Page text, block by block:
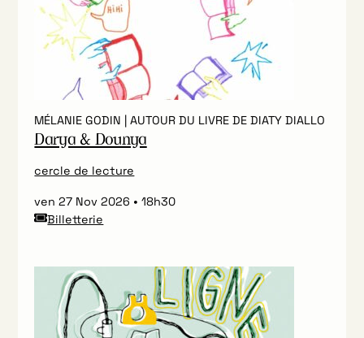
MÉLANIE GODIN | AUTOUR DU LIVRE DE DIATY DIALLO
Darya & Dounya
cercle de lecture
ven 27 Nov 2026
18h30
Billetterie